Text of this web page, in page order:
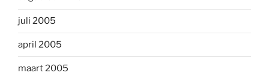
juli 2005
april 2005
maart 2005